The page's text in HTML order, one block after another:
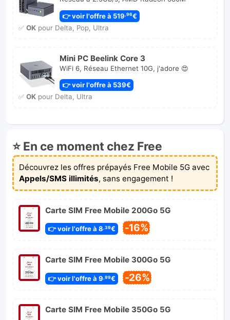
👉 voir l'offre à 519,96€
✅ OKpour Delta, Pop, Ultra
Mini PC Beelink Core 3
WiFi 6, Réseau Ethernet 10G, j'adore 😍
👉 voir l'offre à 539€
✅ OKpour Delta, Ultra
⭐ En ce moment chez Free
Découvrez les offres prépayés Free Mobile 5G avec
Appels/SMS illimités, sans engagement !
Carte SIM Free Mobile 200Go 5G
👉 voir l'offre à 8 ,39€ -16%
Carte SIM Free Mobile 300Go 5G
👉 voir l'offre à 9 ,99€ -26%
Carte SIM Free Mobile 350Go 5G